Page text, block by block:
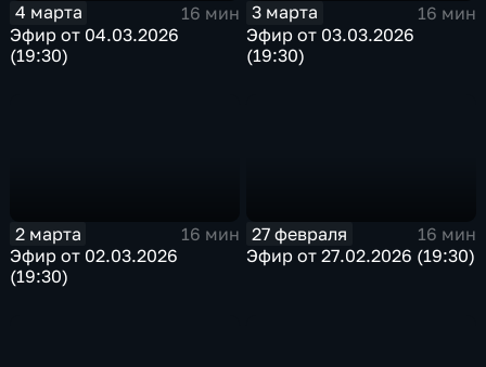
4 марта
16 мин
Эфир от 04.03.2026
(19:30)
3 марта
16 мин
Эфир от 03.03.2026
(19:30)
2 марта
16 мин
Эфир от 02.03.2026
(19:30)
27 февраля
16 мин
Эфир от 27.02.2026 (19:30)